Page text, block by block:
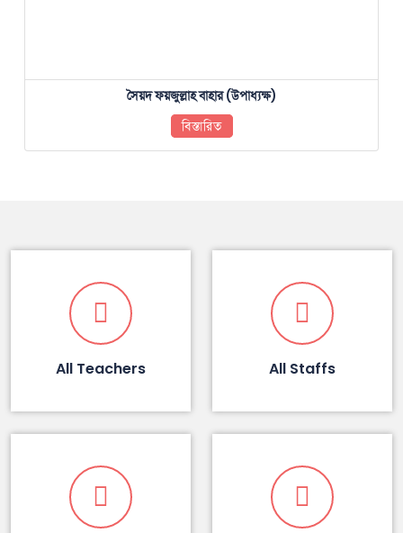
সৈয়দ ফয়জুল্লাহ বাহার (উপাধ্যক্ষ)
বিস্তারিত
All Teachers All Staffs